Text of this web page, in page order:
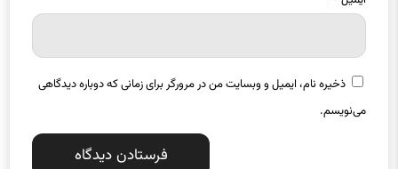
ذخیره نام، ایمیل و وبسایت من در مرورگر برای زمانی که دوباره دیدگاهی
می‌نویسم.